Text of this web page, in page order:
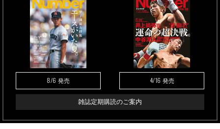
8/6 発売 4/16 発売
雑誌定期購読のご案内